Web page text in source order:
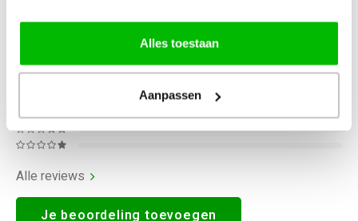
Alles toestaan
Aanpassen
BEOORDELINGEN
Alle reviews
Je beoordeling toevoegen